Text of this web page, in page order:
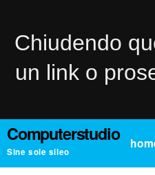
Chiudendo
un link o
Computerstudio
Sine sole sileo